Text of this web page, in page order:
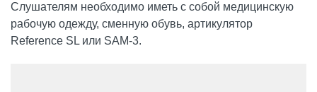
Слушателям необходимо иметь с собой медицинскую
рабочую одежду, сменную обувь, артикулятор
Reference SL или SAM-3.